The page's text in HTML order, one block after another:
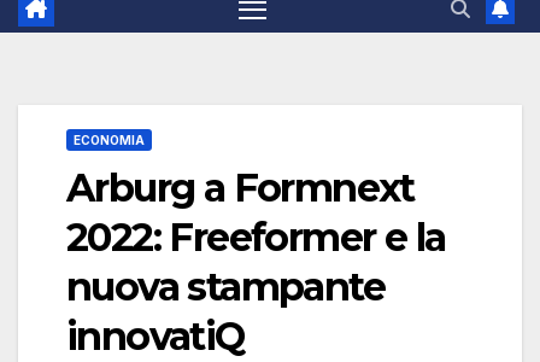
ECONOMIA
Arburg a Formnext
2022: Freeformer e la
nuova stampante
innovatiQ